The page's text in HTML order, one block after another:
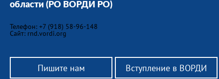
области (РО ВОРДИ РО)
Телефон: +7 (918) 58-96-148
Сайт: rnd.vordi.org
Пишите нам Вступление в ВОРДИ